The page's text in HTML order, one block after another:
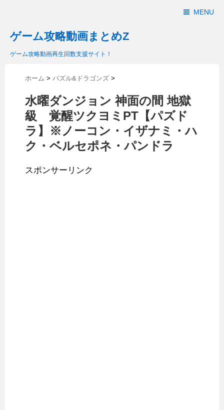
MENU
ゲーム攻略動画まとめZ
ゲーム攻略動画再生回数支援サイト！
ホーム > パズル&ドラゴンズ >
水曜ダンジョン 神面の間 地獄
級 覚醒ツクヨミPT【パズド
ラ】※ノーコン・イザナミ・ハ
ク・ベルセポネ・パンドラ
スポンサーリンク